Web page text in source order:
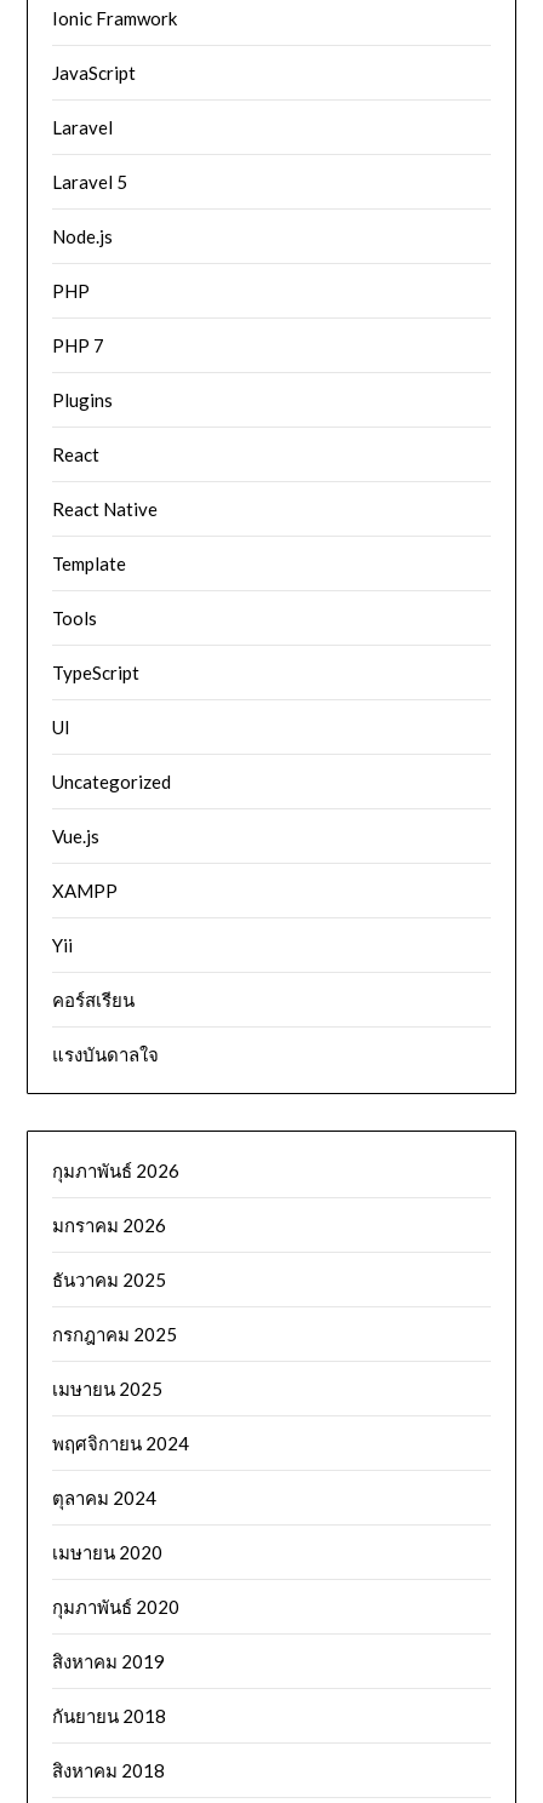
Ionic Framwork
JavaScript
Laravel
Laravel 5
Node.js
PHP
PHP 7
Plugins
React
React Native
Template
Tools
TypeScript
UI
Uncategorized
Vue.js
XAMPP
Yii
คอร์สเรียน
แรงบันดาลใจ
กุมภาพันธ์ 2026
มกราคม 2026
ธันวาคม 2025
กรกฎาคม 2025
เมษายน 2025
พฤศจิกายน 2024
ตุลาคม 2024
เมษายน 2020
กุมภาพันธ์ 2020
สิงหาคม 2019
กันยายน 2018
สิงหาคม 2018